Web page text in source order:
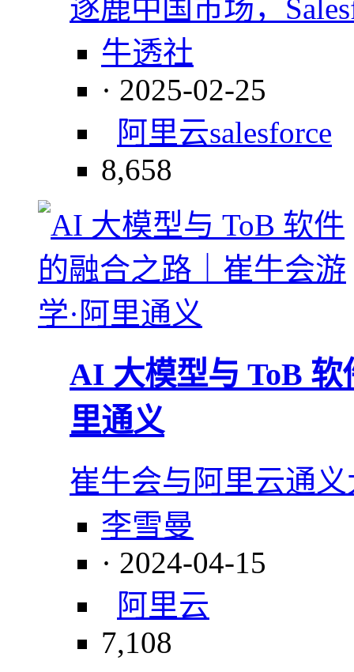
逐鹿中国市场，
牛透社
· 2025-02-25
阿里云salesforce
8,658
AI 大模型与 ToB 软
里通义
崔牛会与阿里云通
李雪曼
· 2024-04-15
阿里云
7,108